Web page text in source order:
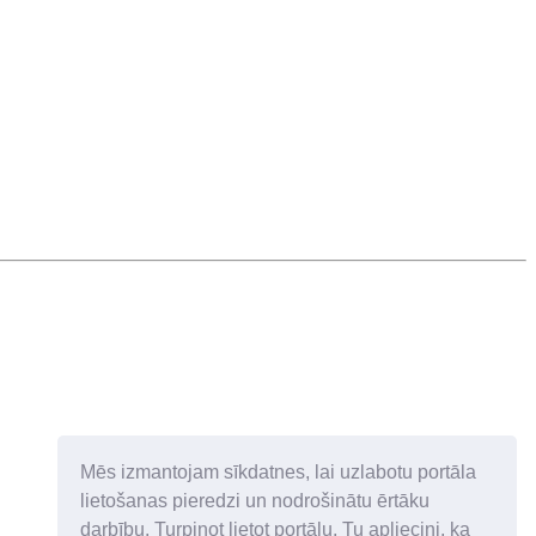
Mēs izmantojam sīkdatnes, lai uzlabotu portāla
lietošanas pieredzi un nodrošinātu ērtāku
darbību. Turpinot lietot portālu, Tu apliecini, ka